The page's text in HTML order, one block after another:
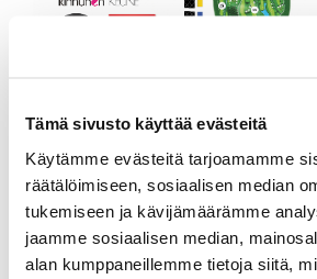
Tämä sivusto käyttää evästeitä
Käytämme evästeitä tarjoamamme
räätälöimiseen, sosiaalisen median
tukemiseen ja kävijämäärämme
jaamme sosiaalisen median,
alan kumppaneillemme tietoja siitä,